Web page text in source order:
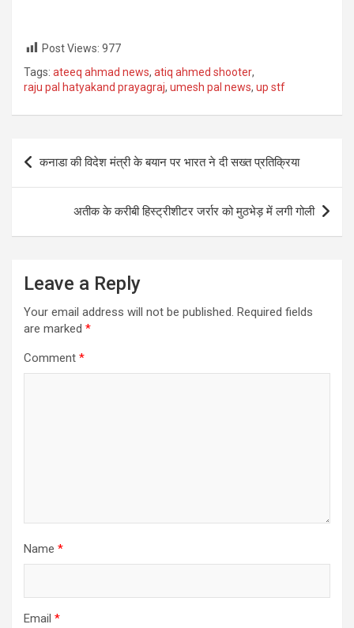
Post Views: 977
Tags: ateeq ahmad news, atiq ahmed shooter,
raju pal hatyakand prayagraj, umesh pal news, up stf
Post
navigation
कनाडा की विदेश मंत्री के बयान पर भारत ने दी सख्त प्रतिक्रिया
अतीक के करीबी हिस्ट्रीशीटर जर्रार को मुठभेड़ में लगी गोली
Leave a Reply
Your email address will not be published. Required fields
are marked *
Comment *
Name *
Email *